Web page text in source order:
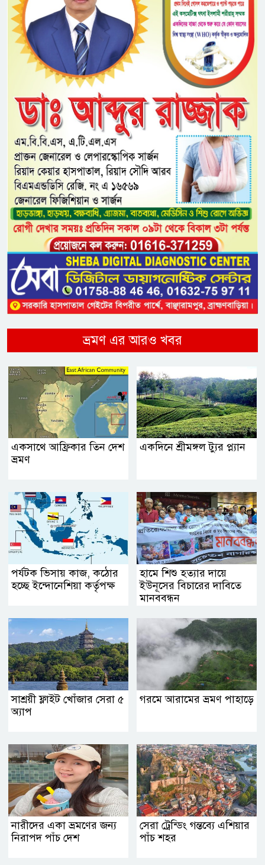
ভ্রমণ এর আরও খবর
একসাথে আফ্রিকার তিন দেশ
ভ্রমণ
একদিনে শ্রীমঙ্গল ট্যুর প্ল্যান
পর্যটক ভিসায় কাজ, কঠোর
হচ্ছে ইন্দোনেশিয়া কর্তৃপক্ষ
হামে শিশু হত্যার দায়ে
ইউনূসের বিচারের দাবিতে
মানববন্ধন
সাশ্রয়ী ফ্লাইট খোঁজার সেরা ৫
অ্যাপ
গরমে আরামের ভ্রমণ পাহাড়ে
নারীদের একা ভ্রমণের জন্য
নিরাপদ পাঁচ দেশ
সেরা ট্রেন্ডিং গন্তব্যে এশিয়ার
পাঁচ শহর